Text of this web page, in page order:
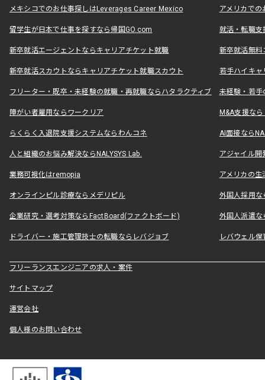
メキシコでのお仕事探しはLeverages Career Mexico アメリカで
留学生が日本で仕事を探すなら帰国GO.com 就活・転職
新卒就活エージェントならキャリアチケット就職 新卒就活無料
新卒就活スカウトならキャリアチケット就職スカウト 若手ハイキ
フリーター・既卒・未経験の就職・再就職ならハタラクティブ 未経験・若手
障がい者雇用ならワークリア M&A支援な
らくらく入退院支援システムならわんコネ AI面接なら
人と組織のお悩み解決ならNALYSYS Lab. アジャイル
業務可視化はremopia アメリカの
オンラインピル診療ならメデリピル 外国人採用
企業研究・選考対策ならFactBoard(ファクトボード) 外国人派遣な
ドライバー・施工管理技士の転職ならレバジョブ レバウェル
フリーランスエンジニアの求人・案件
サイトマップ
運営会社
個人様のお問い合わせ